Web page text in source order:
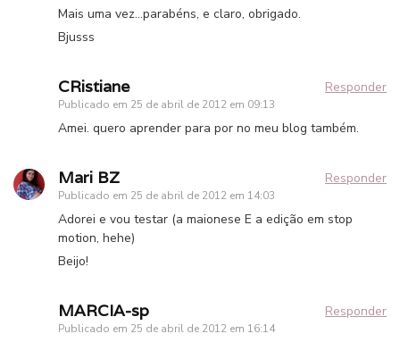
Mais uma vez…parabéns, e claro, obrigado.
Bjusss
CRistiane
Publicado em 25 de abril de 2012 em 09:13
Responder
Amei. quero aprender para por no meu blog também.
Mari BZ
Publicado em 25 de abril de 2012 em 14:03
Responder
Adorei e vou testar (a maionese E a edição em stop
motion, hehe)
Beijo!
MARCIA-sp
Publicado em 25 de abril de 2012 em 16:14
Responder